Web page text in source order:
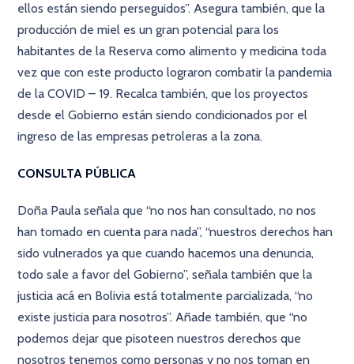
ellos están siendo perseguidos”. Asegura también, que la
producción de miel es un gran potencial para los
habitantes de la Reserva como alimento y medicina toda
vez que con este producto lograron combatir la pandemia
de la COVID – 19. Recalca también, que los proyectos
desde el Gobierno están siendo condicionados por el
ingreso de las empresas petroleras a la zona.
CONSULTA PÚBLICA
Doña Paula señala que “no nos han consultado, no nos
han tomado en cuenta para nada”, “nuestros derechos han
sido vulnerados ya que cuando hacemos una denuncia,
todo sale a favor del Gobierno”, señala también que la
justicia acá en Bolivia está totalmente parcializada, “no
existe justicia para nosotros”. Añade también, que “no
podemos dejar que pisoteen nuestros derechos que
nosotros tenemos como personas y no nos toman en